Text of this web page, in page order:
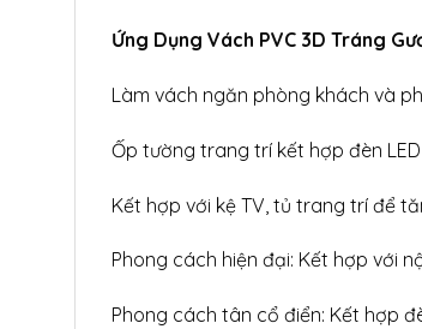
Ứng Dụng Vách PVC 3D Tráng
Làm vách ngăn phòng khách và
Ốp tường trang trí kết hợp đèn
Kết hợp với kệ TV, tủ trang trí để
Phong cách hiện đại: Kết hợp với
Phong cách tân cổ điển: Kết hợp